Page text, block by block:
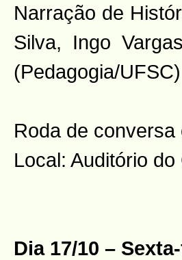
Narração de
Silva, Ingo
(Pedagogia/UFSC)
Roda de
Local: Auditório
Dia 17/10 –